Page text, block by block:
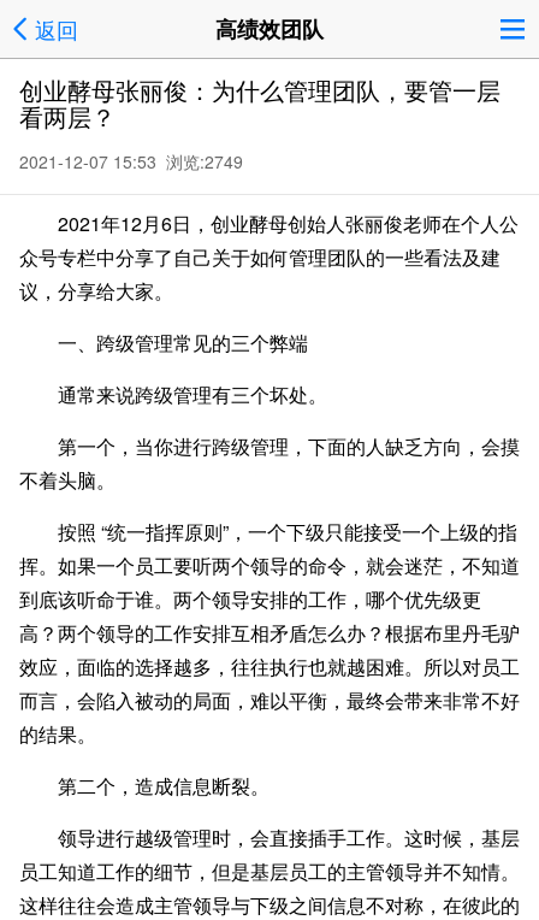
返回 高绩效团队
创业酵母张丽俊：为什么管理团队，要管一层
看两层？
2021-12-07 15:53 浏览:2749
2021年12月6日，创业酵母创始人张丽俊老师在个人公
众号专栏中分享了自己关于如何管理团队的一些看法及建
议，分享给大家。
一、跨级管理常见的三个弊端
通常来说跨级管理有三个坏处。
第一个，当你进行跨级管理，下面的人缺乏方向，会摸
不着头脑。
按照 “统一指挥原则”，一个下级只能接受一个上级的指
挥。如果一个员工要听两个领导‍‍的命令，‍‍就会迷茫，不知道
到底该听命于谁。两个领导安排的工作，哪个优先级更
高？‍‍两个领导的工作安排互相矛盾怎么办？根据布里丹毛驴
效应，面临的选择越多，往往执行也就越困难。所以对员工
而言，会陷入被动的局面，难以平衡，最终会带来非常不好
的结果。
第二个，造成信息断裂。
领导进行越级管理时，‍‍会直接插手工作。这时候，基层
员工知道工作的细节，但是‍‍基层员工的主管领导并不知情。
这样往往会造成主管领导与下级之间信息不对称，在彼此的